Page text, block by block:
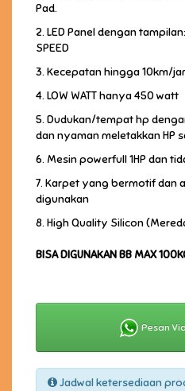
Pad.
2. LED Panel dengan tampilan:
SPEED
3. Kecepatan hingga 10km/
4. LOW WATT hanya 450 watt
5. Dudukan/tempat hp
dan nyaman meletakkan HP
6. Mesin powerfull 1HP dan
7. Karpet yang bermotif dan
digunakan
8. High Quality Silicon
BISA DIGUNAKAN BB MAX
Pesan
Jadwal ketersediaan